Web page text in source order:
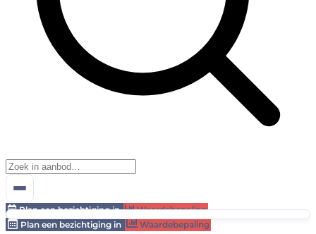
Plan een bezichtiging in
Waardebepaling
Plan een bezichtiging in
Waardebepaling